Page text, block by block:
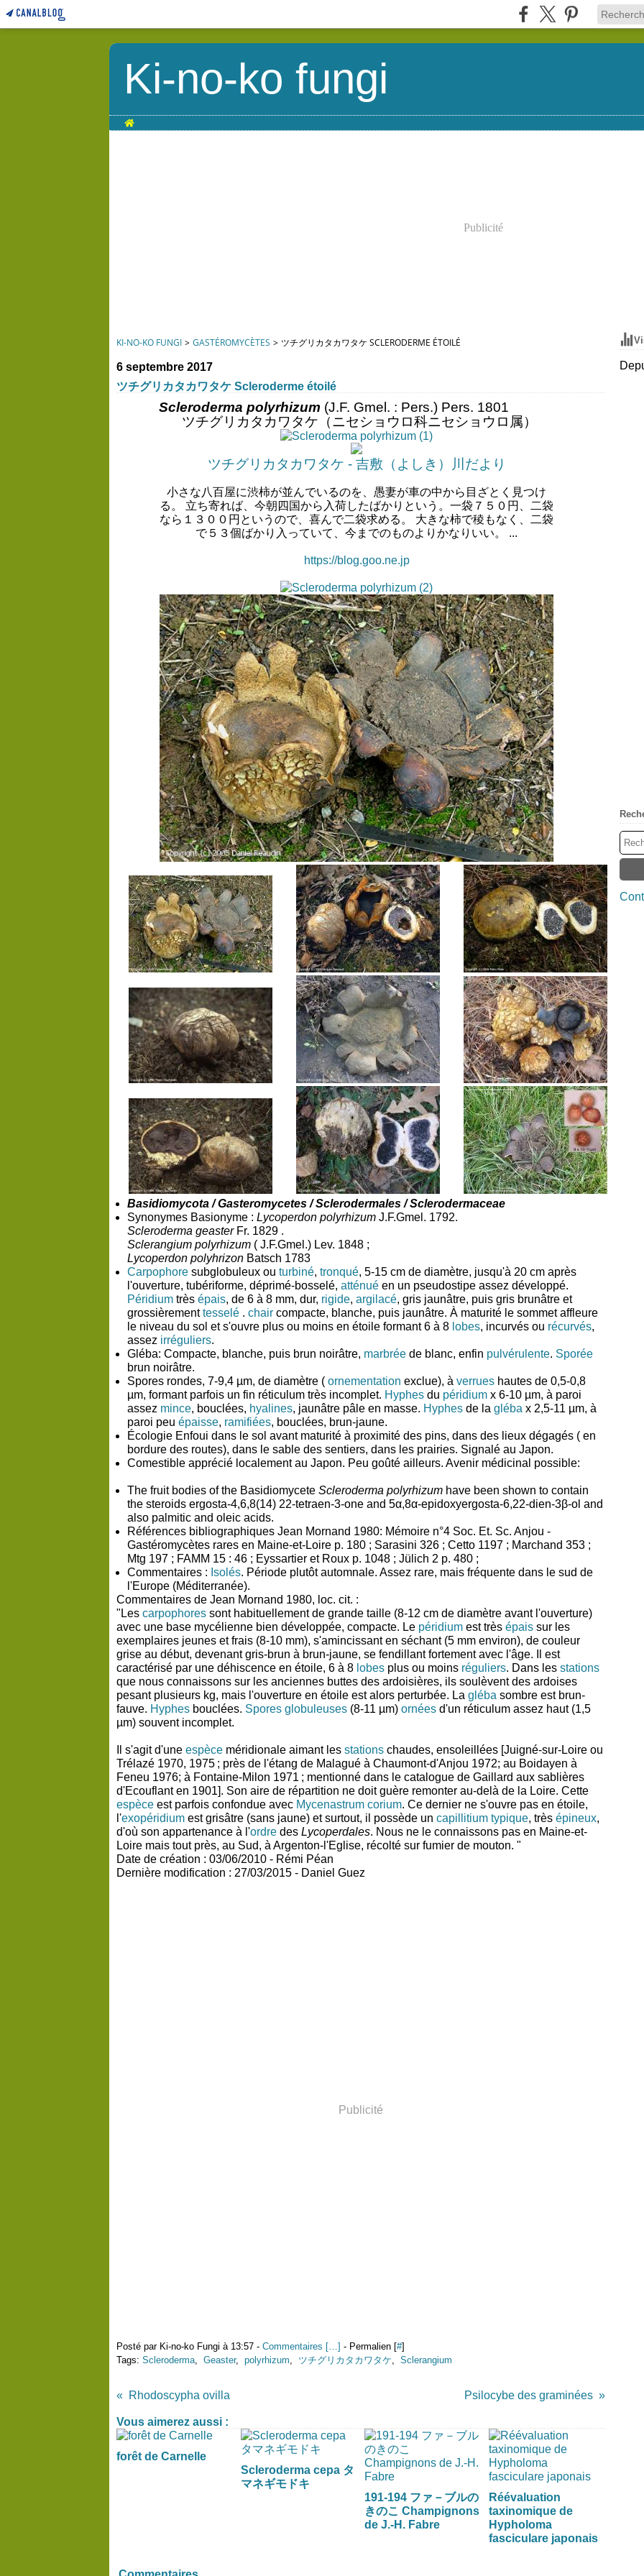
Ki-no-ko fungi
Home
Publicité
KI-NO-KO FUNGI > GASTÉROMYCÈTES > ツチグリカタカワタケ SCLERODERME ÉTOILÉ
6 septembre 2017
ツチグリカタカワタケ Scleroderme étoilé
Scleroderma polyrhizum (J.F. Gmel. : Pers.) Pers. 1801
ツチグリカタカワタケ（ニセショウロ科ニセショウロ属）
ツチグリカタカワタケ - 吉敷（よしき）川だより
小さな八百屋に渋柿が並んでいるのを、愚妻が車の中から目ざとく見つけ
る。 立ち寄れば、今朝四国から入荷したばかりという。一袋７５０円、二袋
なら１３００円というので、喜んで二袋求める。 大きな柿で稜もなく、二袋
で５３個ばかり入っていて、今までのものよりかなりいい。 ...
https://blog.goo.ne.jp
Basidiomycota / Gasteromycetes / Sclerodermales / Sclerodermaceae
Synonymes Basionyme : Lycoperdon polyrhizum J.F.Gmel. 1792.
Scleroderma geasterFr. 1829 .
Sclerangium polyrhizum ( J.F.Gmel.) Lev. 1848 ;
Lycoperdon polyhrizon Batsch 1783
Carpophore subglobuleux ou turbiné, tronqué, 5-15 cm de diamètre, jusqu'à 20 cm après
l'ouverture, tubériforme, déprimé-bosselé, atténué en un pseudostipe assez développé.
Péridium très épais, de 6 à 8 mm, dur, rigide, argilacé, gris jaunâtre, puis gris brunâtre et
grossièrementtesselé . chair compacte, blanche, puis jaunâtre. À maturité le sommet affleure
le niveau du sol et s'ouvre plus ou moins en étoile formant 6 à 8 lobes, incurvés ou récurvés,
assez irréguliers.
Gléba: Compacte, blanche, puis brun noirâtre, marbrée de blanc, enfin pulvérulente. Sporée
brun noirâtre.
Spores rondes, 7-9,4 µm, de diamètre ( ornementation exclue), à verrues hautes de 0,5-0,8
µm, formant parfois un fin réticulum très incomplet. Hyphes du péridium x 6-10 µm, à paroi
assez mince, bouclées, hyalines, jaunâtre pâle en masse. Hyphes de la gléba x 2,5-11 µm, à
paroi peu épaisse, ramifiées, bouclées, brun-jaune.
Écologie Enfoui dans le sol avant maturité à proximité des pins, dans des lieux dégagés ( en
bordure des routes), dans le sable des sentiers, dans les prairies. Signalé au Japon.
Comestible apprécié localement au Japon. Peu goûté ailleurs. Avenir médicinal possible:
The fruit bodies of the Basidiomycete Scleroderma polyrhizum have been shown to contain
the steroids ergosta-4,6,8(14) 22-tetraen-3-one and 5α,8α-epidoxyergosta-6,22-dien-3β-ol and
also palmitic and oleic acids.
Références bibliographiques Jean Mornand 1980: Mémoire n°4 Soc. Et. Sc. Anjou -
Gastéromycètes rares en Maine-et-Loire p. 180 ; Sarasini 326 ; Cetto 1197 ; Marchand 353 ;
Mtg 197 ; FAMM 15 : 46 ; Eyssartier et Roux p. 1048 ; Jülich 2 p. 480 ;
Commentaires : Isolés. Période plutôt automnale. Assez rare, mais fréquente dans le sud de
l'Europe (Méditerranée).
Commentaires de Jean Mornand 1980, loc. cit. :
"Les carpophores sont habituellement de grande taille (8-12 cm de diamètre avant l'ouverture)
avec une base mycélienne bien développée, compacte. Le péridium est très épais sur les
exemplaires jeunes et frais (8-10 mm), s'amincissant en séchant (5 mm environ), de couleur
grise au début, devenant gris-brun à brun-jaune, se fendillant fortement avec l'âge. Il est
caractérisé par une déhiscence en étoile, 6 à 8 lobes plus ou moins réguliers. Dans les stations
que nous connaissons sur les anciennes buttes des ardoisières, ils soulèvent des ardoises
pesant plusieurs kg, mais l'ouverture en étoile est alors perturbée. La gléba sombre est brun-
fauve. Hyphes bouclées. Spores globuleuses (8-11 µm) ornées d'un réticulum assez haut (1,5
µm) souvent incomplet.
Il s'agit d'une espèce méridionale aimant les stations chaudes, ensoleillées [Juigné-sur-Loire ou
Trélazé 1970, 1975 ; près de l'étang de Malagué à Chaumont-d'Anjou 1972; au Boidayen à
Feneu 1976; à Fontaine-Milon 1971 ; mentionné dans le catalogue de Gaillard aux sablières
d'Ecouflant en 1901]. Son aire de répartition ne doit guère remonter au-delà de la Loire. Cette
espèce est parfois confondue avec Mycenastrum corium. Ce dernier ne s'ouvre pas en étoile,
l'exopéridium est grisâtre (sans jaune) et surtout, il possède un capillitium typique, très épineux,
d'où son appartenance à l'ordre des Lycoperdales. Nous ne le connaissons pas en Maine-et-
Loire mais tout près, au Sud, à Argenton-l'Eglise, récolté sur fumier de mouton. "
Date de création : 03/06/2010 - Rémi Péan
Dernière modification : 27/03/2015 - Daniel Guez
Publicité
Posté par Ki-no-ko Fungi à 13:57 - Commentaires […] - Permalien [#]
Tags: Scleroderma, Geaster, polyrhizum, ツチグリカタカワタケ, Sclerangium
Rhodoscypha ovilla Psilocybe des graminées
Vous aimerez aussi :
forêt de Carnelle
Scleroderma cepa タ
マネギモドキ
191-194 ファ－ブルの
きのこ Champignons
de J.-H. Fabre
Réévaluation
taxinomique de
Hypholoma
fasciculare japonais